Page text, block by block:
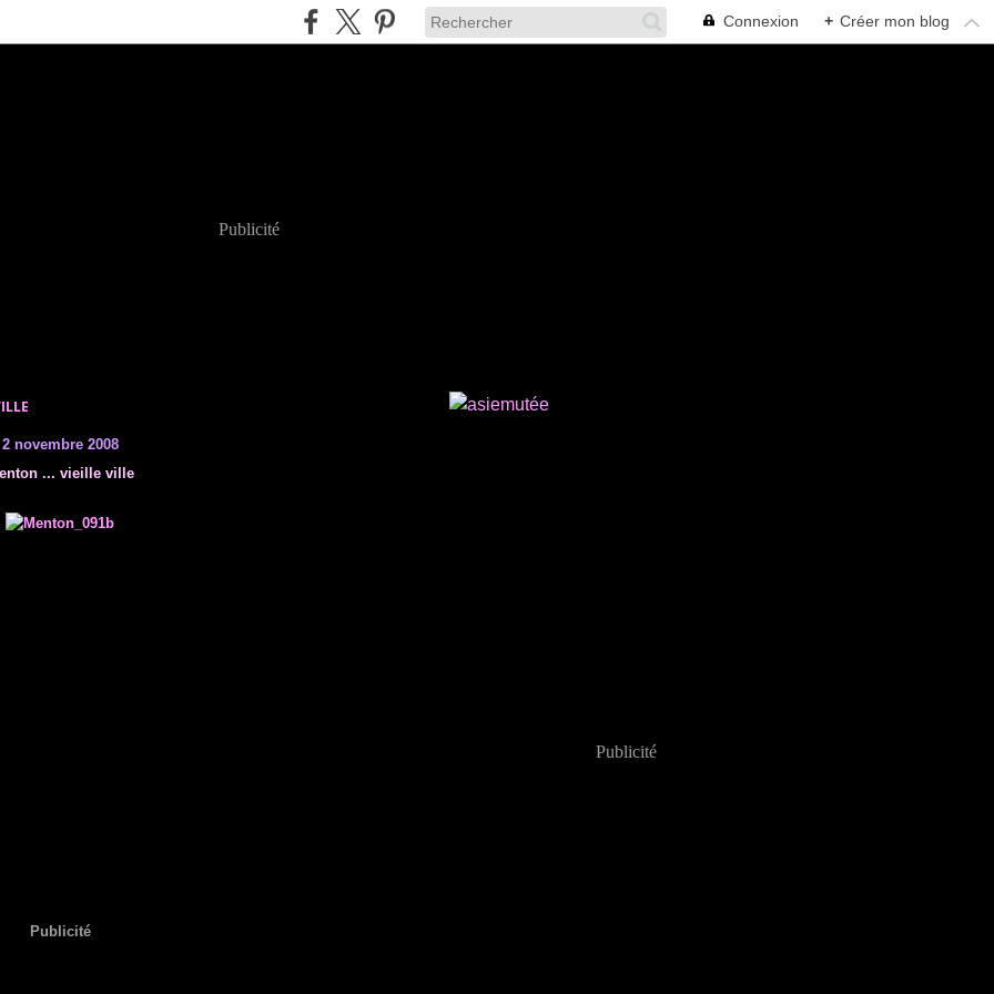
Connexion + Créer mon blog
Publicité
2 novembre 2008
... vieille ville
Publicité
Publicité